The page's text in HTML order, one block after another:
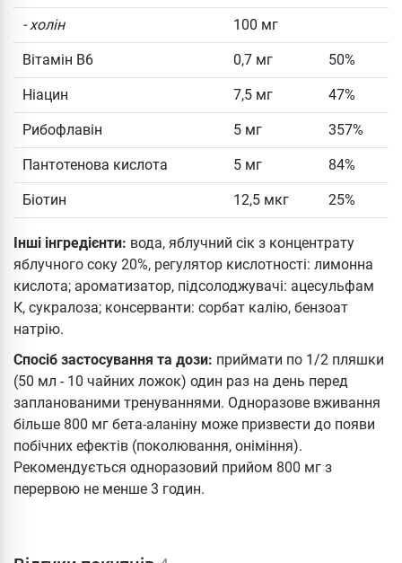
- холін 100 мг
Вітамін B6 0,7 мг 50%
Ніацин 7,5 мг 47%
Рибофлавін 5 мг 357%
Пантотенова кислота 5 мг 84%
Біотин 12,5 мкг 25%
Інші інгредієнти: вода, яблучний сік з концентрату
яблучного соку 20%, регулятор кислотності: лимонна
кислота; ароматизатор, підсолоджувачі: ацесульфам
К, сукралоза; консерванти: сорбат калію, бензоат
натрію.
Спосіб застосування та дози: приймати по 1/2 пляшки
(50 мл - 10 чайних ложок) один раз на день перед
запланованими тренуваннями. Одноразове вживання
більше 800 мг бета-аланіну може призвести до появи
побічних ефектів (поколювання, оніміння).
Рекомендується одноразовий прийом 800 мг з
перервою не менше 3 годин.